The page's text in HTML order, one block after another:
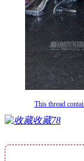
This thread
收藏78